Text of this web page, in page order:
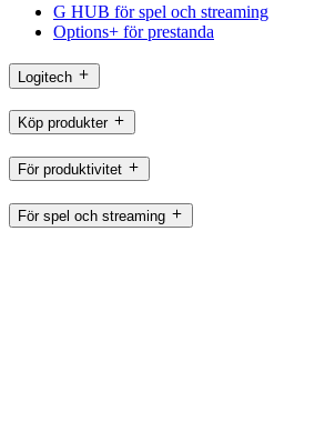
G HUB för spel och streaming
Options+ för prestanda
Logitech
Köp produkter
För produktivitet
För spel och streaming